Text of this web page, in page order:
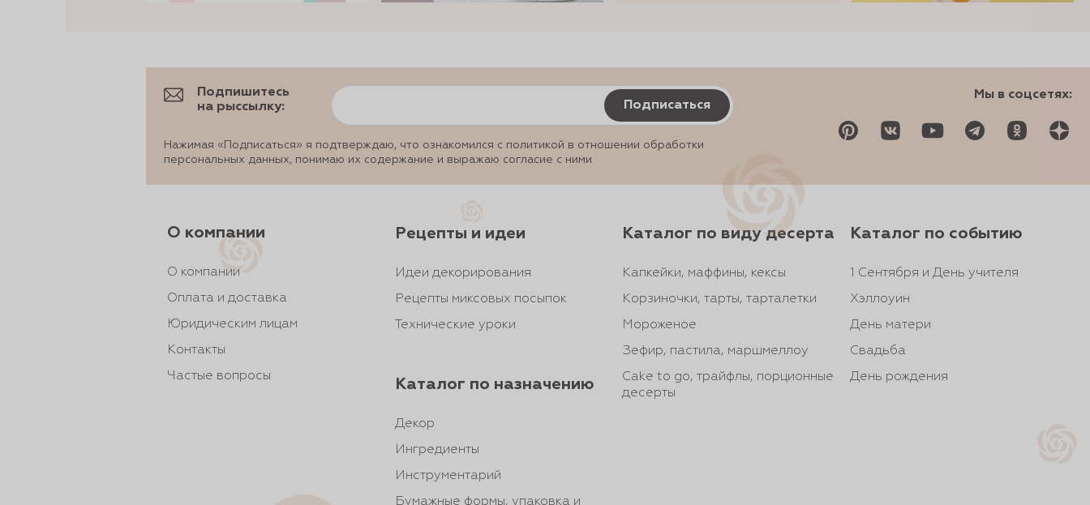
Подпишитесь
на рыссылку:
Подписаться
Нажимая «Подписаться» я подтверждаю, что ознакомился с политикой в отношении обработки
персональных данных, понимаю их содержание и выражаю согласие с ними
Мы в соцсетях:
О компании
О компании
Оплата и доставка
Юридическим лицам
Контакты
Частые вопросы
Рецепты и идеи
Идеи декорирования
Рецепты миксовых посыпок
Технические уроки
Каталог по назначению
Декор
Ингредиенты
Инструментарий
Бумажные формы, упаковка и
Каталог по виду десерта
Капкейки, маффины, кексы
Корзиночки, тарты, тарталетки
Мороженое
Зефир, пастила, маршмеллоу
Cake to go, трайфлы, порционные
десерты
Каталог по событию
1 Сентября и День учителя
Хэллоуин
День матери
Свадьба
День рождения